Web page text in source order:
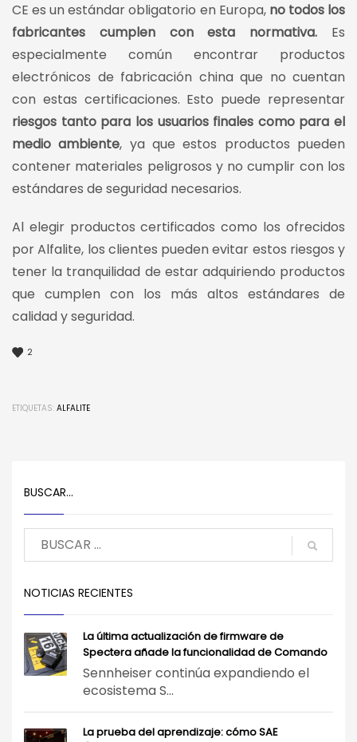
CE es un estándar obligatorio en Europa, no todos los
fabricantes cumplen con esta normativa. Es
especialmente común encontrar productos
electrónicos de fabricación china que no cuentan
con estas certificaciones. Esto puede representar
riesgos tanto para los usuarios finales como para el
medio ambiente, ya que estos productos pueden
contener materiales peligrosos y no cumplir con los
estándares de seguridad necesarios.
Al elegir productos certificados como los ofrecidos
por Alfalite, los clientes pueden evitar estos riesgos y
tener la tranquilidad de estar adquiriendo productos
que cumplen con los más altos estándares de
calidad y seguridad.
2
ETIQUETAS: ALFALITE
BUSCAR…
NOTICIAS RECIENTES
La última actualización de firmware de
Spectera añade la funcionalidad de Comando
Sennheiser continúa expandiendo el
ecosistema S...
La prueba del aprendizaje: cómo SAE